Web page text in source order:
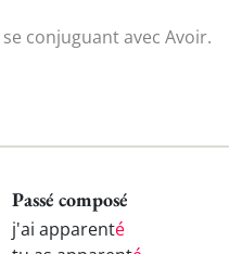
se conjuguant avec Avoir.
Passé composé
j'ai apparenté